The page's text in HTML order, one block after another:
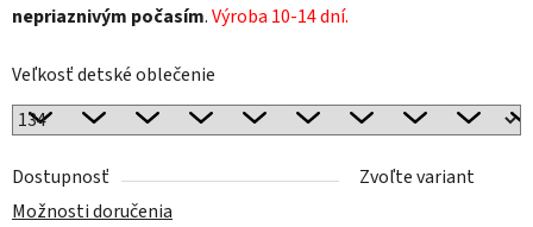
nepriaznivým počasím.Výroba 10-14 dní.
Veľkosť detské oblečenie
Dostupnosť
Zvoľte variant
Možnosti doručenia